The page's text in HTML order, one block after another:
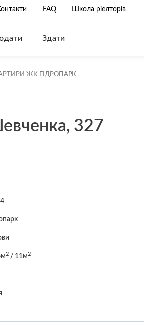
FAQ Школа ріелторів
Здати
ЖК ГІДРОПАРК
327
2/ 11м2